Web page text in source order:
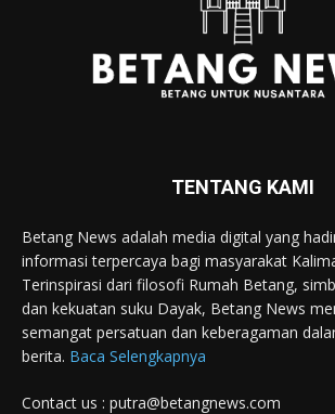
TENTANG KAMI
Betang News adalah media digital yang
informasi terpercaya bagi masyarakat
Terinspirasi dari filosofi Rumah Betang,
dan kekuatan suku Dayak, Betang News
semangat persatuan dan keberagaman
berita. Baca Selengkapnya
Contact us : putra@betangnews.com